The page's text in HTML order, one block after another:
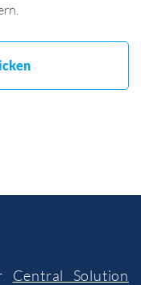
Central Solution